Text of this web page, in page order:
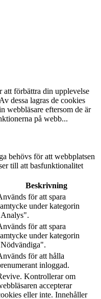
att förbättra din upplevelse
dessa lagras de cookies
webbläsare eftersom de är
på webb...
behövs för att webbplatsen
till att basfunktionalitet
Beskrivning
för att spara
under kategorin
för att spara
under kategorin
för att hålla
inloggad.
Kontrollerar om
accepterar
eller inte. Innehåller